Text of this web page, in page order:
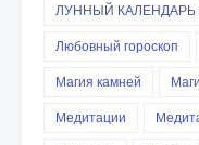
ЛУННЫЙ КАЛЕНДАРЬ
Любовный гороскоп
Магия камней
Медитации